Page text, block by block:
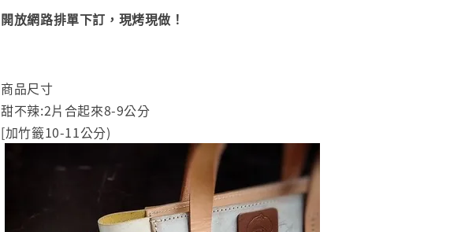
開放網路排單下訂，現烤現做！
商品尺寸
甜不辣:2片合起來8-9公分
[加竹籤10-11公分)